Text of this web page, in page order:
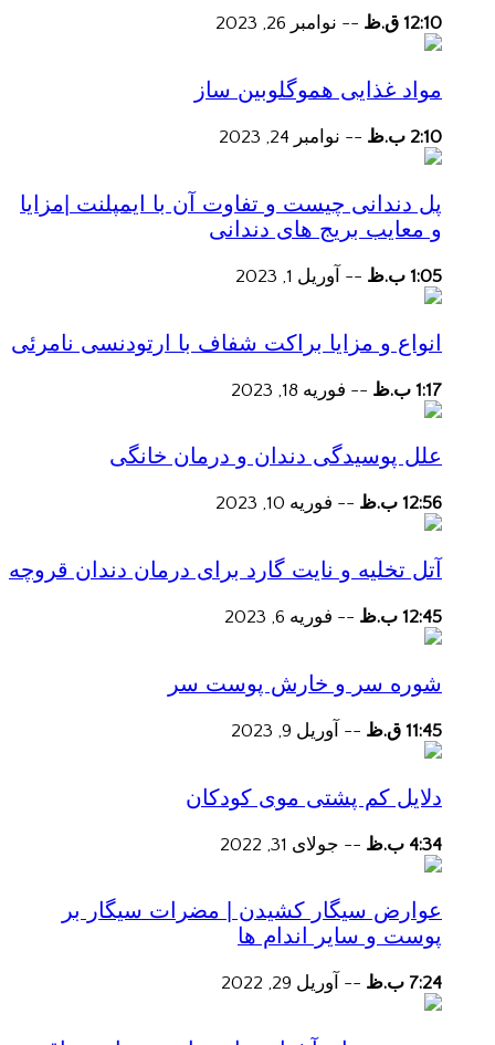
12:10 ق.ظ -- نوامبر 26, 2023
مواد غذایی هموگلوبین ساز
2:10 ب.ظ -- نوامبر 24, 2023
پل دندانی چیست و تفاوت آن با ایمپلنت |مزایا
و معایب بریج های دندانی
1:05 ب.ظ -- آوریل 1, 2023
انواع و مزایا براکت شفاف با ارتودنسی نامرئی
1:17 ب.ظ -- فوریه 18, 2023
علل پوسیدگی دندان و درمان خانگی
12:56 ب.ظ -- فوریه 10, 2023
آتل تخلیه و نایت گارد برای درمان دندان قروچه
12:45 ب.ظ -- فوریه 6, 2023
شوره سر و خارش پوست سر
11:45 ق.ظ -- آوریل 9, 2023
دلایل کم پشتی موی کودکان
4:34 ب.ظ -- جولای 31, 2022
عوارض سیگار کشیدن | مضرات سیگار بر
پوست و سایر اندام ها
7:24 ب.ظ -- آوریل 29, 2022